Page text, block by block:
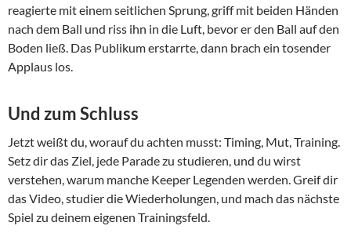
reagierte mit einem seitlichen Sprung, griff mit beiden Händen
nach dem Ball und riss ihn in die Luft, bevor er den Ball auf den
Boden ließ. Das Publikum erstarrte, dann brach ein tosender
Applaus los.
Und zum Schluss
Jetzt weißt du, worauf du achten musst: Timing, Mut, Training.
Setz dir das Ziel, jede Parade zu studieren, und du wirst
verstehen, warum manche Keeper Legenden werden. Greif dir
das Video, studier die Wiederholungen, und mach das nächste
Spiel zu deinem eigenen Trainingsfeld.